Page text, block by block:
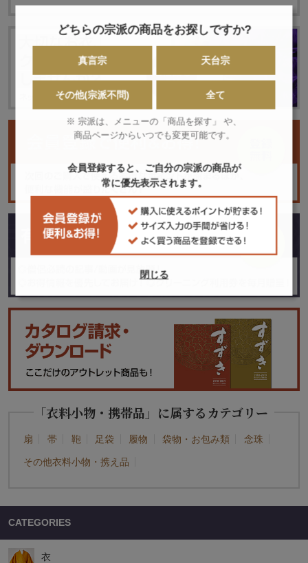
「衣料小物・携帯品」に属するカテゴリー
扇 帯 鞄 足袋 履物 袋物・お包み類 念珠
その他衣料小物・携え品
CATEGORIES
衣
どちらの宗派の商品をお探しですか?
真言宗 天台宗
その他(宗派不問) 全て
※ 宗派は、メニューの「商品を探す」 や、
商品ページからいつでも変更可能です。
会員登録すると、ご自分の宗派の商品が
常に優先表示されます。
閉じる